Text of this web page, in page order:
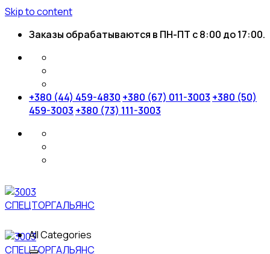
Skip to content
Заказы обрабатываются в ПН-ПТ с 8:00 до 17:00.
+380 (44) 459-4830 +380 (67) 011-3003 +380 (50)
459-3003 +380 (73) 111-3003
All Categories